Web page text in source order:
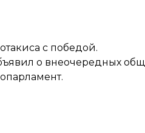
с победой.
о внеочередных